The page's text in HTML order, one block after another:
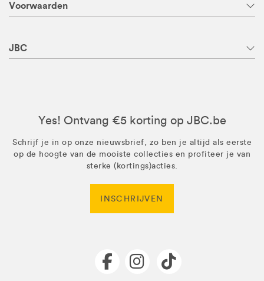
Voorwaarden
JBC
Yes! Ontvang €5 korting op JBC.be
Schrijf je in op onze nieuwsbrief, zo ben je altijd als eerste
op de hoogte van de mooiste collecties en profiteer je van
sterke (kortings)acties.
INSCHRIJVEN